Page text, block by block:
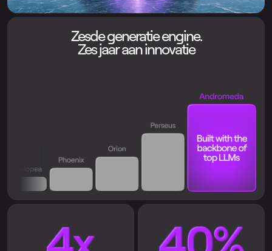
Zesde generatie engine.
Zes jaar aan innovatie